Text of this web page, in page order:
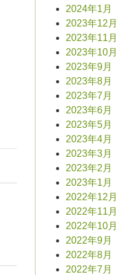
2024年1月
2023年12月
2023年11月
2023年10月
2023年9月
2023年8月
2023年7月
2023年6月
2023年5月
2023年4月
2023年3月
2023年2月
2023年1月
2022年12月
2022年11月
2022年10月
2022年9月
2022年8月
2022年7月